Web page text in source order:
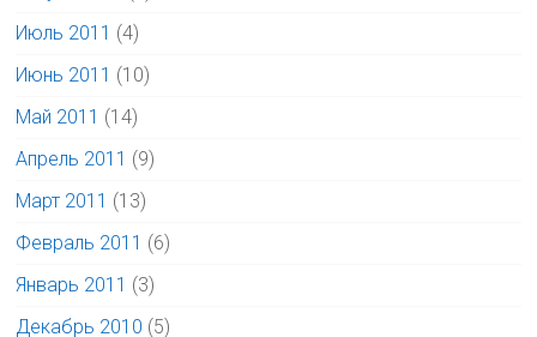
Июль 2011 (4)
Июнь 2011 (10)
Май 2011 (14)
Апрель 2011 (9)
Март 2011 (13)
Февраль 2011 (6)
Январь 2011 (3)
Декабрь 2010 (5)